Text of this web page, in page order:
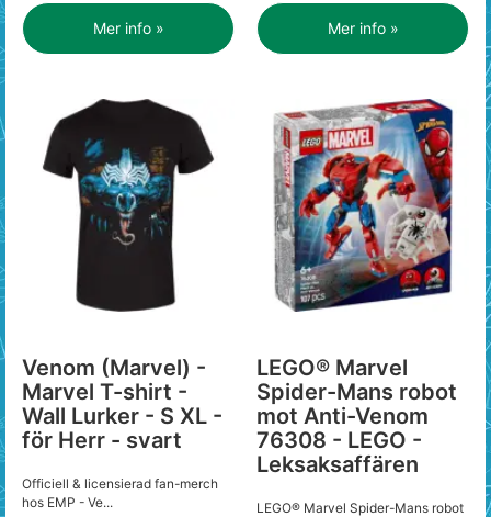
Mer info » Mer info »
Venom (Marvel) -
Marvel T-shirt -
Wall Lurker - S XL -
för Herr - svart
Officiell & licensierad fan-merch
hos EMP - Ve...
LEGO® Marvel
Spider-Mans robot
mot Anti-Venom
76308 - LEGO -
Leksaksaffären
LEGO® Marvel Spider-Mans robot